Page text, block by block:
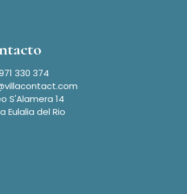
330 374
S'Alamera 14
Eulalia del Rio